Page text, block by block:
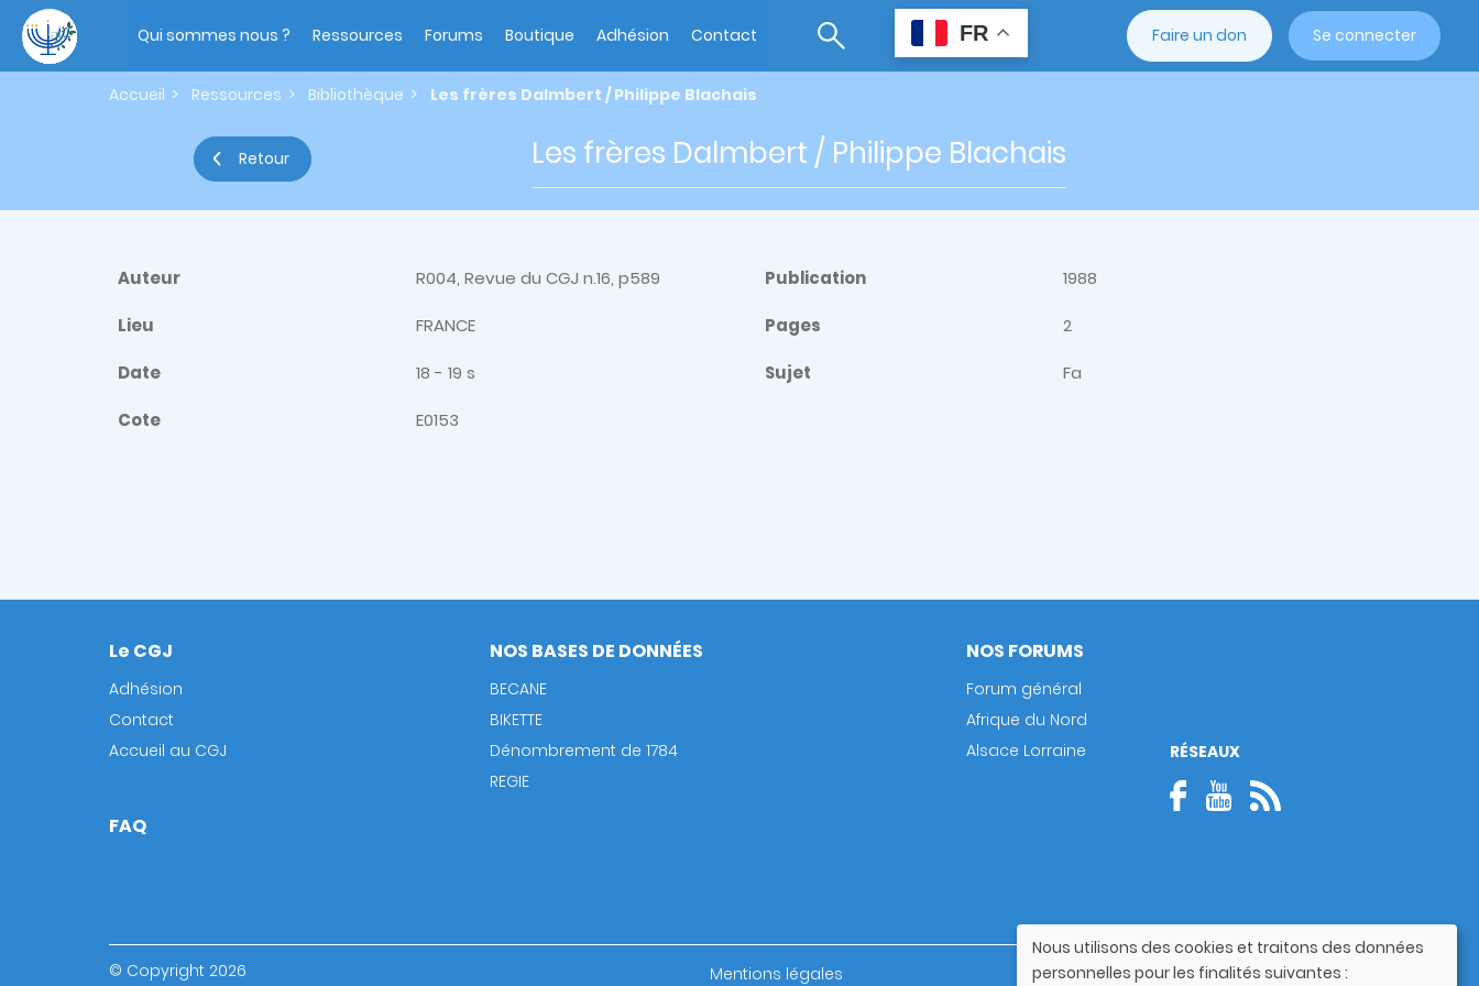
contenu
principal
navigation
Qui sommes nous ? Ressources Forums Boutique Adhésion Contact FR Faire un don Se connecter
Accueil Ressources Bibliothèque Les frères Dalmbert / Philippe Blachais
Retour Les frères Dalmbert / Philippe Blachais
Auteur R004, Revue du CGJ n.16, p589 Publication 1988
Lieu FRANCE Pages 2
Date 18 - 19 s Sujet Fa
Cote E0153
Footer
Le CGJ
Adhésion
Contact
Accueil au CGJ
NOS BASES DE DONNÉES
BECANE
BIKETTE
Dénombrement de 1784
REGIE
NOS FORUMS
Forum général
Afrique du Nord
Alsace Lorraine
FAQ
RÉSEAUX
© Copyright 2026
bottom
Mentions légales Guide utilisateur
Utilisation
Nous utilisons des cookies et traitons des données
personnelles pour les finalités suivantes :